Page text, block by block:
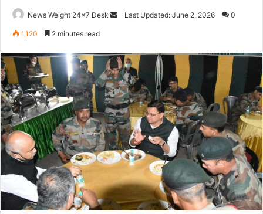
News Weight 24x7 Desk
d
a
n
e
m
a
i
l
Last Updated: June 2, 2026 0
1,120 2 minutes read